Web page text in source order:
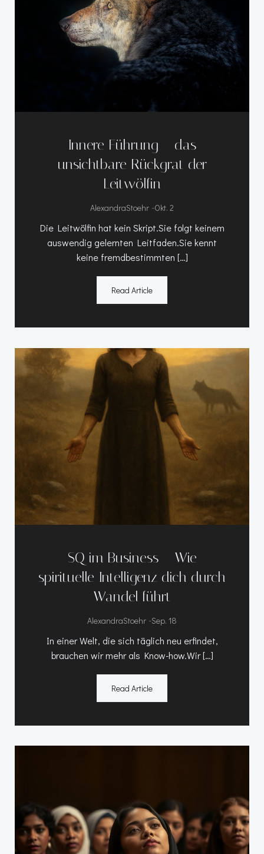
Innere Führung – das
unsichtbare Rückgrat der
Leitwölfin
AlexandraStoehr -Okt. 2
Die Leitwölfin hat kein Skript.Sie folgt keinem
auswendig gelernten Leitfaden.Sie kennt
keine fremdbestimmten […]
Read Article
SQ im Business – Wie
spirituelle Intelligenz dich durch
Wandel führt
AlexandraStoehr -Sep. 18
In einer Welt, die sich täglich neu erfindet,
brauchen wir mehr als Know-how.Wir […]
Read Article